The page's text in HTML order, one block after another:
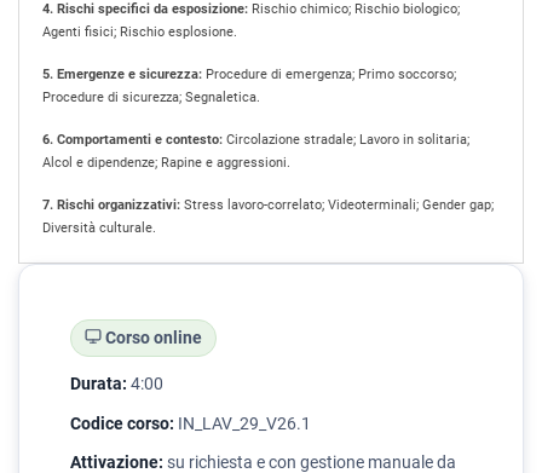
4. Rischi specifici da esposizione: Rischio chimico; Rischio biologico;
Agenti fisici; Rischio esplosione.
5. Emergenze e sicurezza: Procedure di emergenza; Primo soccorso;
Procedure di sicurezza; Segnaletica.
6. Comportamenti e contesto: Circolazione stradale; Lavoro in solitaria;
Alcol e dipendenze; Rapine e aggressioni.
7. Rischi organizzativi: Stress lavoro-correlato; Videoterminali; Gender gap;
Diversità culturale.
Corso online
Durata: 4:00
Codice corso: IN_LAV_29_V26.1
Attivazione: su richiesta e con gestione manuale da